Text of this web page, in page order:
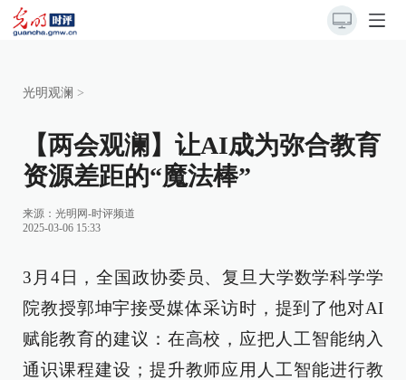
光明观澜 >
【两会观澜】让AI成为弥合教育
资源差距的“魔法棒”
来源： 光明网-时评频道
2025-03-06 15:33
3月4日，全国政协委员、复旦大学数学科学学
院教授郭坤宇接受媒体采访时，提到了他对AI
赋能教育的建议：在高校，应把人工智能纳入
通识课程建设；提升教师应用人工智能进行教